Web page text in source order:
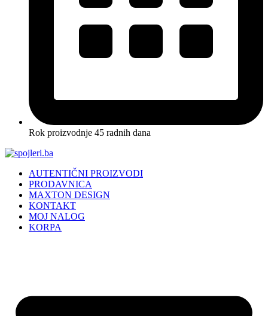
Rok proizvodnje 45 radnih dana
AUTENTIČNI PROIZVODI
PRODAVNICA
MAXTON DESIGN
KONTAKT
MOJ NALOG
KORPA